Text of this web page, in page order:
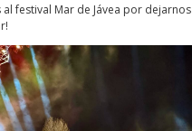
al festival Mar de Jávea por dejarnos